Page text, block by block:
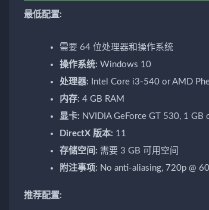
最低配置:
需要 64 位处理器和操作系统
操作系统: Windows 10
处理器: Intel Core i3-540 or AMD
内存: 4 GB RAM
显卡: NVIDIA GeForce GT 530, 1
DirectX 版本: 11
存储空间: 需要 3 GB 可用空间
附注事项: No anti-aliasing, 720p @
推荐配置: